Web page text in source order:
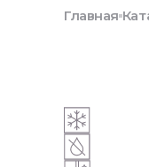
Главная